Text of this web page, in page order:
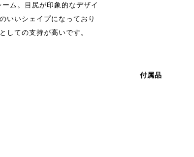
ム。目尻が印象的なデザイ
いいシェイプになっており
しての支持が高いです。
付属品